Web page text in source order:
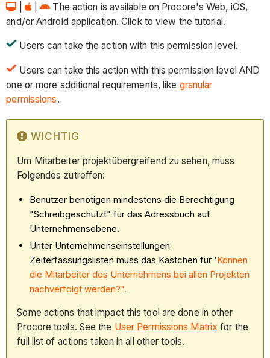
|
The action is available on Procore's Web, iOS,
and/or Android application. Click to view the tutorial.
Users can take the action with this permission level.
Users can take this action with this permission level AND
one or more additional requirements, like granular
permissions.
WICHTIG
Um Mitarbeiter projektübergreifend zu sehen, muss
Folgendes zutreffen:
Benutzer benötigen mindestens die Berechtigung
"Schreibgeschützt" für das Adressbuch auf
Unternehmensebene.
Unter Unternehmenseinstellungen
Zeiterfassungslisten muss das Kästchen für 'Können
die Mitarbeiter des Unternehmens bei allen Projekten
nachverfolgt werden?".
Some actions that impact this tool are done in other
Procore tools. See the User Permissions Matrix for the
full list of actions taken in all other tools.